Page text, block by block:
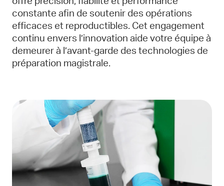
constante afin de soutenir des opérations
efficaces et reproductibles. Cet engagement
continu envers l’innovation aide votre équipe à
demeurer à l’avant-garde des technologies de
préparation magistrale.